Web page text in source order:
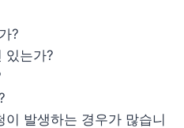
?
있는가?
발생하는 경우가 많습니